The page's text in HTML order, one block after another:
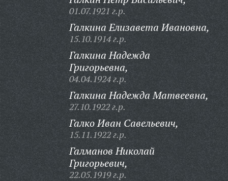
01.07.1921 г.р.
Галкина Елизавета Ивановна,
15.10.1914 г.р.
Галкина Надежда
Григорьевна,
04.04.1924 г.р.
Галкина Надежда Матвеевна,
27.10.1922 г.р.
Галко Иван Савельевич,
15.11.1922 г.р.
Галманов Николай
Григорьевич,
22.05.1919 г.р.